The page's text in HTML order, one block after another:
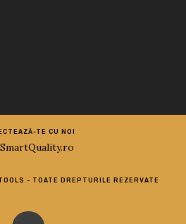
TE CU NOI
- TOATE DREPTURILE REZERVATE